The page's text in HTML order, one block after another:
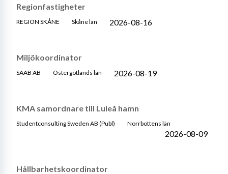
Regionfastigheter
REGION SKÅNE Skåne län 2026-08-16
Miljökoordinator
SAAB AB Östergötlands län 2026-08-19
KMA samordnare till Luleå hamn
Studentconsulting Sweden AB (Publ) Norrbottens län
2026-08-09
Hållbarhetskoordinator